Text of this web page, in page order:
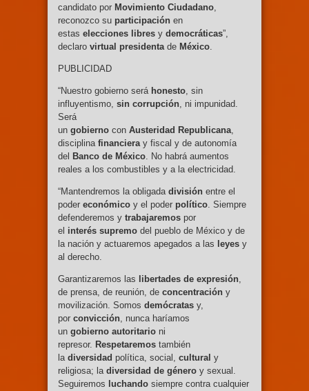
candidato por Movimiento Ciudadano,
reconozco su participación en
estas elecciones libres y democráticas”,
declaro virtual presidentade México.
PUBLICIDAD
“Nuestro gobierno será honesto, sin
influyentismo, sin corrupción, ni impunidad.
Será
un gobierno con Austeridad Republicana,
disciplina financieray fiscal y de autonomía
del Banco de México. No habrá aumentos
reales a los combustibles y a la electricidad.
“Mantendremos la obligada división entre el
poder económico y el poder político. Siempre
defenderemos y trabajaremos por
el interés supremo del pueblo de México y de
la nación y actuaremos apegados a las leyes y
al derecho.
Garantizaremos las libertades de expresión,
de prensa, de reunión, de concentración y
movilización. Somos demócratas y,
por convicción, nunca haríamos
un gobierno autoritario ni
represor. Respetaremos también
la diversidad política, social, cultural y
religiosa; la diversidad de género y sexual.
Seguiremos luchando siempre contra cualquier